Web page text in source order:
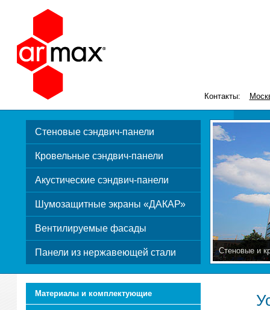
Контакты:
Стеновые сэндвич-панели
Кровельные сэндвич-панели
Акустические сэндвич-панели
Шумозащитные экраны «ДАКАР»
Вентилируемые фасады
Панели из нержавеющей стали Стеновые и
Материалы и комплектующие